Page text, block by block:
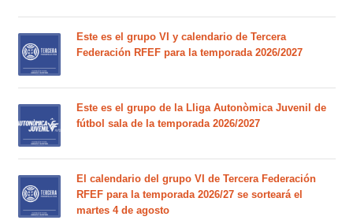
Este es el grupo VI y calendario de Tercera
Federación RFEF para la temporada 2026/2027
Este es el grupo de la Lliga Autonòmica Juvenil de
fútbol sala de la temporada 2026/2027
El calendario del grupo VI de Tercera Federación
RFEF para la temporada 2026/27 se sorteará el
martes 4 de agosto